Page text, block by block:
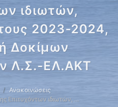
ιδιωτών,
2023-2024,
Δοκίμων
Λ.Σ.-ΕΛ.ΑΚΤ
Ανακοινώσεις
Επιτυχόντων ιδιωτών, …